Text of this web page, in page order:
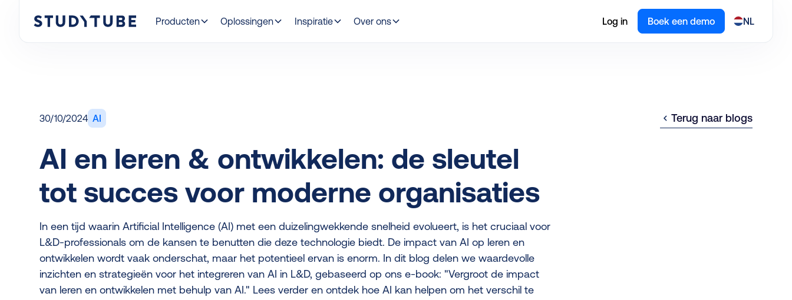
Producten Oplossingen Inspiratie Over ons Log in Boek een demo NL
30/10/2024 AI
AI en leren & ontwikkelen: de sleutel
tot succes voor moderne organisaties
In een tijd waarin Artificial Intelligence (AI) met een duizelingwekkende snelheid evolueert, is het cruciaal voor
L&D-professionals om de kansen te benutten die deze technologie biedt. De impact van AI op leren en
ontwikkelen wordt vaak onderschat, maar het potentieel ervan is enorm. In dit blog delen we waardevolle
inzichten en strategieën voor het integreren van AI in L&D, gebaseerd op ons e-book: "Vergroot de impact
van leren en ontwikkelen met behulp van AI." Lees verder en ontdek hoe AI kan helpen om het verschil te
Terug naar blogs